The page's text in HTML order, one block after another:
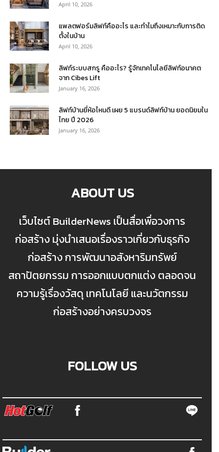
April 10, 2026
แพลตฟอร์มลิฟท์คืออะไร และทำไมถึงเหมาะกับการติด
ตั้งในบ้าน
April 10, 2026
ลิฟท์ระบบสกรู คืออะไร? รู้จักเทคโนโลยีลิฟท์อนาคต
จาก Cibes Lift
January 16, 2026
ลิฟท์บ้านยี่ห้อไหนดี เผย 5 แบรนด์ลิฟท์บ้าน ยอดนิยมใน
ไทย ปี 2026
January 16, 2026
ABOUT US
เว็บไซต์ BuilderNews เป็นสื่อเพื่อวงการ
ก่อสร้าง มุ่งนำเสนอเรื่องราวเกี่ยวกับธุรกิจ
ก่อสร้าง การพัฒนาอสังหาริมทรัพย์
สถาปัตยกรรม การออกแบบตกแต่ง ตลอดจน
ความรู้เรื่องวัสดุ เทคโนโลยี และนวัตกรรม
ก่อสร้างอย่างครบวงจร
FOLLOW US